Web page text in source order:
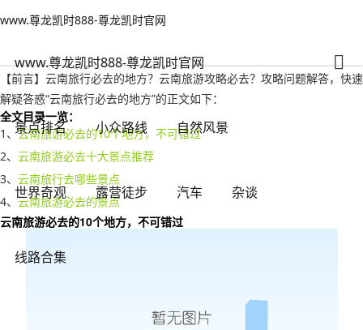
www.尊龙凯时888-尊龙凯时官网
www.尊龙凯时888-尊龙凯时官网
景点排名 小众路线 自然风景
世界奇观 露营徒步 汽车 杂谈
线路合集
www.尊龙凯时888-尊龙凯时官网
云南旅行必去的地方？云南旅游攻略必去-www.尊龙凯时888
【前言】云南旅行必去的地方？云南旅游攻略必去？攻略问题解答，快速
解疑答惑“云南旅行必去的地方”的正文如下：
全文目录一览：
1、云南旅游必去的10个地方，不可错过
2、 云南旅游必去十大景点推荐
3、 云南旅行去哪些景点
4、云南旅游必去的景点
云南旅游必去的10个地方，不可错过